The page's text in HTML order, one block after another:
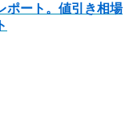
ポート。値引き相場